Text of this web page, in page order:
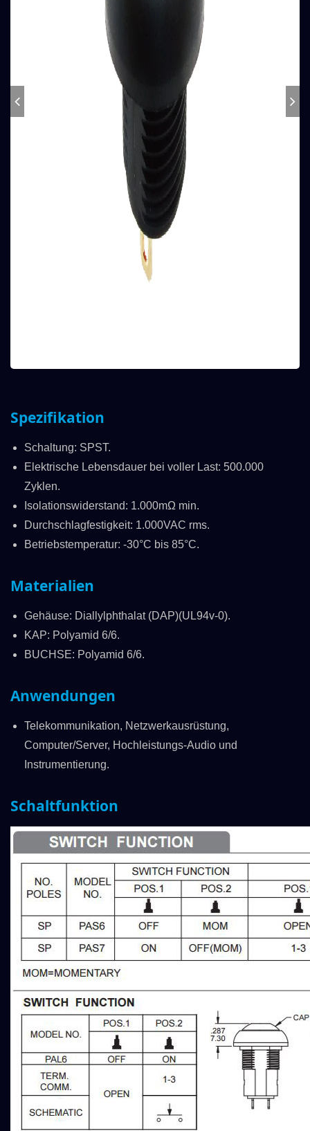
Spezifikation
Schaltung: SPST.
Elektrische Lebensdauer bei voller Last: 500.000
Zyklen.
Isolationswiderstand: 1.000mΩ min.
Durchschlagfestigkeit: 1.000VAC rms.
Betriebstemperatur: -30°C bis 85°C.
Materialien
Gehäuse: Diallylphthalat (DAP)(UL94v-0).
KAP: Polyamid 6/6.
BUCHSE: Polyamid 6/6.
Anwendungen
Telekommunikation, Netzwerkausrüstung,
Computer/Server, Hochleistungs-Audio und
Instrumentierung.
Schaltfunktion